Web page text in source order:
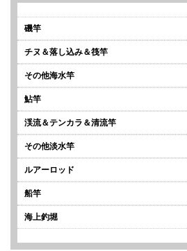
磯竿
チヌ＆落し込み＆筏竿
その他海水竿
鮎竿
渓流＆テンカラ＆清流竿
その他淡水竿
ルアーロッド
船竿
海上釣堀